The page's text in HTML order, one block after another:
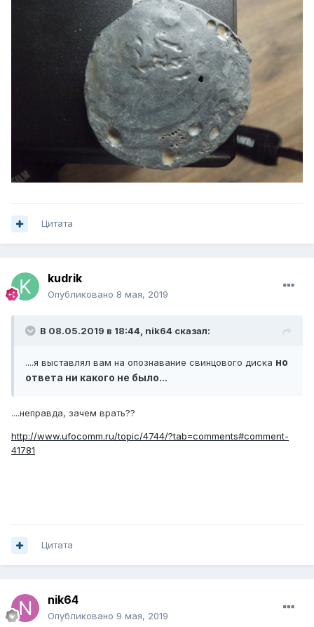
Цитата
kudrik
Опубликовано 8 мая, 2019
В 08.05.2019 в 18:44, nik64 сказал:
....я выставлял вам на опознавание свинцового диска но
ответа ни какого не было...
....неправда, зачем врать??
http://www.ufocomm.ru/topic/4744/?tab=comments#comment-
41781
Цитата
nik64
Опубликовано 9 мая, 2019